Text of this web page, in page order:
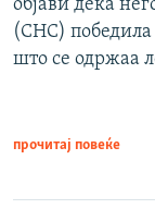
објави дека
(СНС) победила
што се одржаа
прочитај повеќе